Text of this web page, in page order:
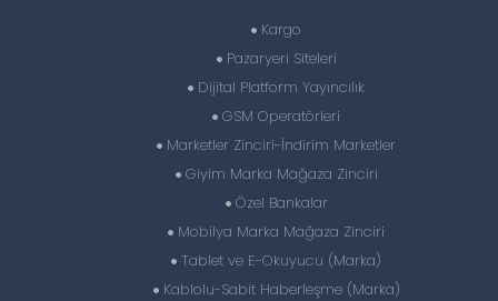
Kargo
Pazaryeri Siteleri
Dijital Platform Yayıncılık
GSM Operatörleri
Marketler Zinciri-İndirim Marketler
Giyim Marka Mağaza Zinciri
Özel Bankalar
Mobilya Marka Mağaza Zinciri
Tablet ve E-Okuyucu (Marka)
Kablolu-Sabit Haberleşme (Marka)